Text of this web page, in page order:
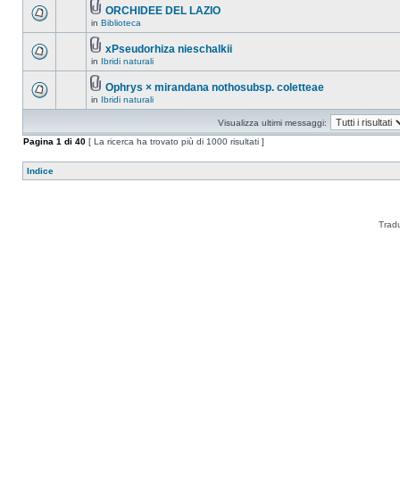
ORCHIDEE DEL LAZIO
in Biblioteca
xPseudorhiza nieschalkii
in Ibridi naturali
Ophrys × mirandana nothosubsp. coletteae
in Ibridi naturali
Visualizza ultimi messaggi:
Pagina 1 di 40 [ La ricerca ha trovato più di 1000 risultati ]
Indice